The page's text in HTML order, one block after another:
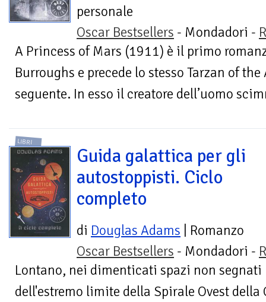
personale
Oscar Bestsellers - Mondadori -
A Princess of Mars (1911) è il primo
Burroughs e precede lo stesso Tarzan of
seguente. In esso il creatore dell’uomo
LIBRI
Guida galattica per gli
autostoppisti. Ciclo
completo
di Douglas Adams | Romanzo
Oscar Bestsellers - Mondadori -
Lontano, nei dimenticati spazi non
dell'estremo limite della Spirale Ovest della